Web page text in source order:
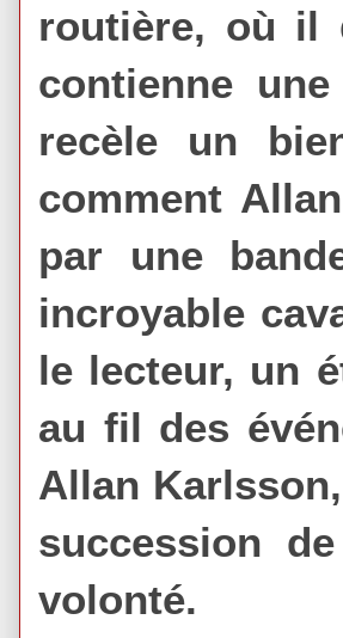
routière, où il
contienne
recèle un
comment
par une
incroyable
le lecteur, un
au fil des
Allan
succession
volonté.